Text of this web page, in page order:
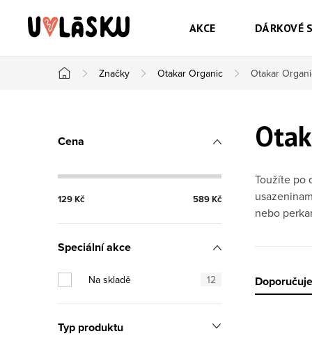
AKCE DÁRKOVÉ
Domů
Značky Otakar Organic Otakar
Postranní panel
Cena
129Kč 589Kč
Speciální akce
Na skladě 12
Typ produktu
Toužíte po
nebo